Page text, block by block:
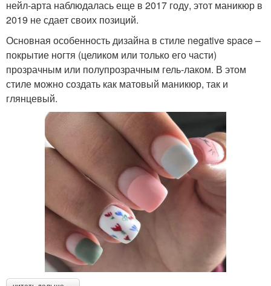
нейл-арта наблюдалась еще в 2017 году, этот маникюр в
2019 не сдает своих позиций.
Основная особенность дизайна в стиле negative space –
покрытие ногтя (целиком или только его части)
прозрачным или полупрозрачным гель-лаком. В этом
стиле можно создать как матовый маникюр, так и
глянцевый.